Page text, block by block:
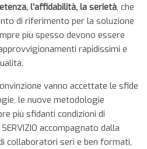
l’affidabilità, la serietà, che
di riferimento per la soluzione
più spesso devono essere
rapidissimi e
vanno accettate le sfide
le nuove metodologie
più sfidanti condizioni di
accompagnato dalla
di collaboratori seri e ben formati,